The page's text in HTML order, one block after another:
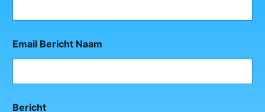
Email Bericht Naam
Bericht